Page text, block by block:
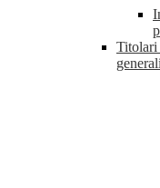
Titolari